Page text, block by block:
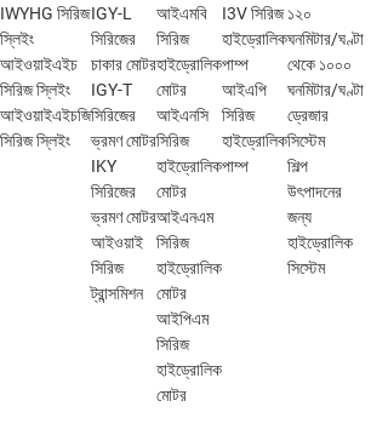
IWYHG সিরিজ
স্লিইং
আইওয়াইএইচ
সিরিজ স্লিইং
আইওয়াইএইচজি
সিরিজ স্লিইং
IGY-L
সিরিজের
চাকার মোটর
IGY-T
সিরিজের
ভ্রমণ মোটর
IKY
সিরিজের
ভ্রমণ মোটর
আইওয়াই
সিরিজ
ট্রান্সমিশন
আইএমবি
সিরিজ
হাইড্রোলিক
মোটর
আইএনসি
সিরিজ
হাইড্রোলিক
মোটর
আইএনএম
সিরিজ
হাইড্রোলিক
মোটর
আইপিএম
সিরিজ
হাইড্রোলিক
মোটর
I3V সিরিজ
হাইড্রোলিক
পাম্প
আইএপি
সিরিজ
হাইড্রোলিক
পাম্প
১২০
ঘনমিটার/ঘণ্টা
থেকে ১০০০
ঘনমিটার/ঘণ্টা
ড্রেজার
সিস্টেম
শিল্প
উৎপাদনের
জন্য
হাইড্রোলিক
সিস্টেম